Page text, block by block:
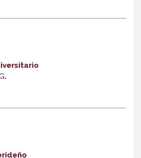
.